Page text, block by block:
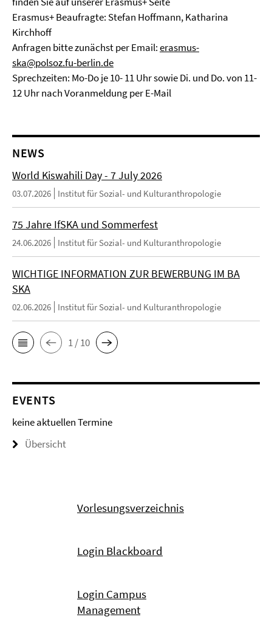
Erasmus+ Beaufragte: Stefan Hoffmann, Katharina
Kirchhoff
Anfragen bitte zunächst per Email:erasmus-
ska@polsoz.fu-berlin.de
Sprechzeiten: Mo-Do je 10- 11 Uhr sowie Di. und Do. von 11-
12 Uhr nach Voranmeldung per E-Mail
NEWS
World Kiswahili Day - 7 July 2026
03.07.2026 Institut für Sozial- und Kulturanthropologie
75 Jahre IfSKA und Sommerfest
24.06.2026 Institut für Sozial- und Kulturanthropologie
WICHTIGE INFORMATION ZUR BEWERBUNG IM BA
SKA
02.06.2026 Institut für Sozial- und Kulturanthropologie
1 / 10
EVENTS
keine aktuellen Termine
Übersicht
Vorlesungsverzeichnis
Login Blackboard
Login Campus
Management